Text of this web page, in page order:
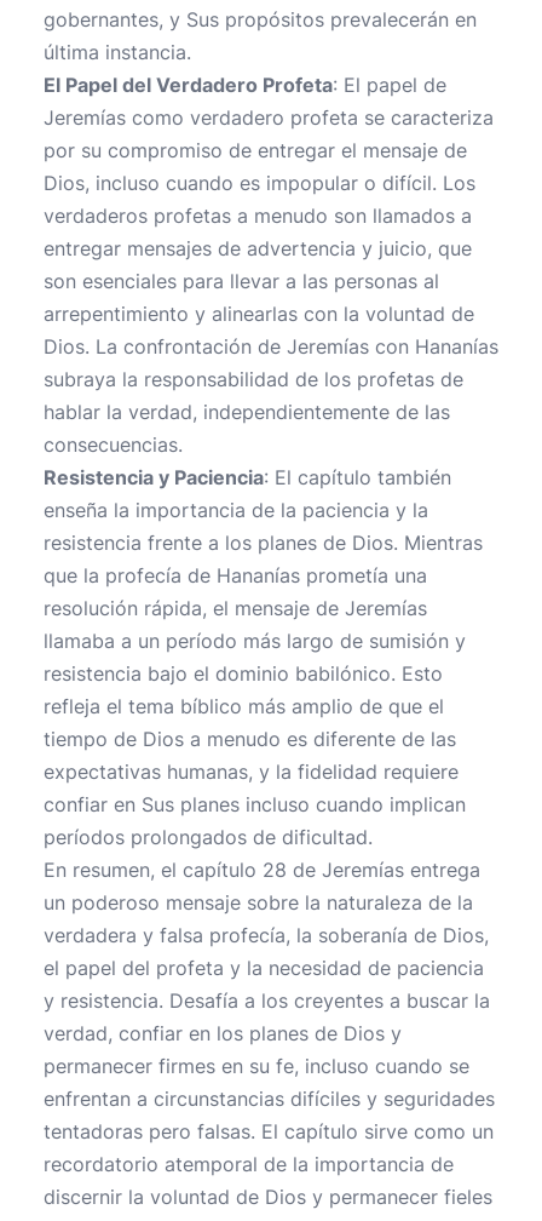
gobernantes, y Sus propósitos prevalecerán en
última instancia.
El Papel del Verdadero Profeta: El papel de
Jeremías como verdadero profeta se caracteriza
por su compromiso de entregar el mensaje de
Dios, incluso cuando es impopular o difícil. Los
verdaderos profetas a menudo son llamados a
entregar mensajes de advertencia y juicio, que
son esenciales para llevar a las personas al
arrepentimiento y alinearlas con la voluntad de
Dios. La confrontación de Jeremías con Hananías
subraya la responsabilidad de los profetas de
hablar la verdad, independientemente de las
consecuencias.
Resistencia y Paciencia: El capítulo también
enseña la importancia de la paciencia y la
resistencia frente a los planes de Dios. Mientras
que la profecía de Hananías prometía una
resolución rápida, el mensaje de Jeremías
llamaba a un período más largo de sumisión y
resistencia bajo el dominio babilónico. Esto
refleja el tema bíblico más amplio de que el
tiempo de Dios a menudo es diferente de las
expectativas humanas, y la fidelidad requiere
confiar en Sus planes incluso cuando implican
períodos prolongados de dificultad.
En resumen, el capítulo 28 de Jeremías entrega
un poderoso mensaje sobre la naturaleza de la
verdadera y falsa profecía, la soberanía de Dios,
el papel del profeta y la necesidad de paciencia
y resistencia. Desafía a los creyentes a buscar la
verdad, confiar en los planes de Dios y
permanecer firmes en su fe, incluso cuando se
enfrentan a circunstancias difíciles y seguridades
tentadoras pero falsas. El capítulo sirve como un
recordatorio atemporal de la importancia de
discernir la voluntad de Dios y permanecer fieles